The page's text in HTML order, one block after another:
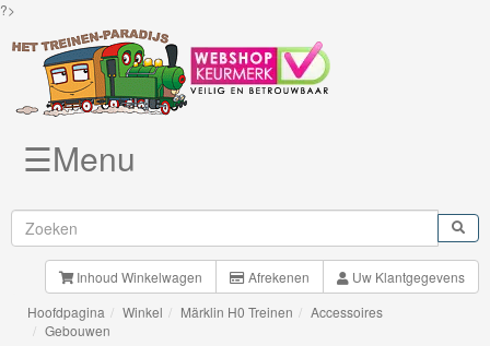
?>
Brio
Treinen
BigJigs
☰Menu
Inhoud Winkelwagen Afrekenen
Uw Klantgegevens
Hoofdpagina
Winkel Märklin H0 Treinen
Accessoires
Gebouwen